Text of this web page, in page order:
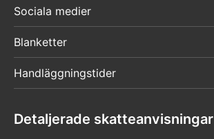
Sociala medier
Blanketter
Handläggningstider
Detaljerade skatteanvisningar